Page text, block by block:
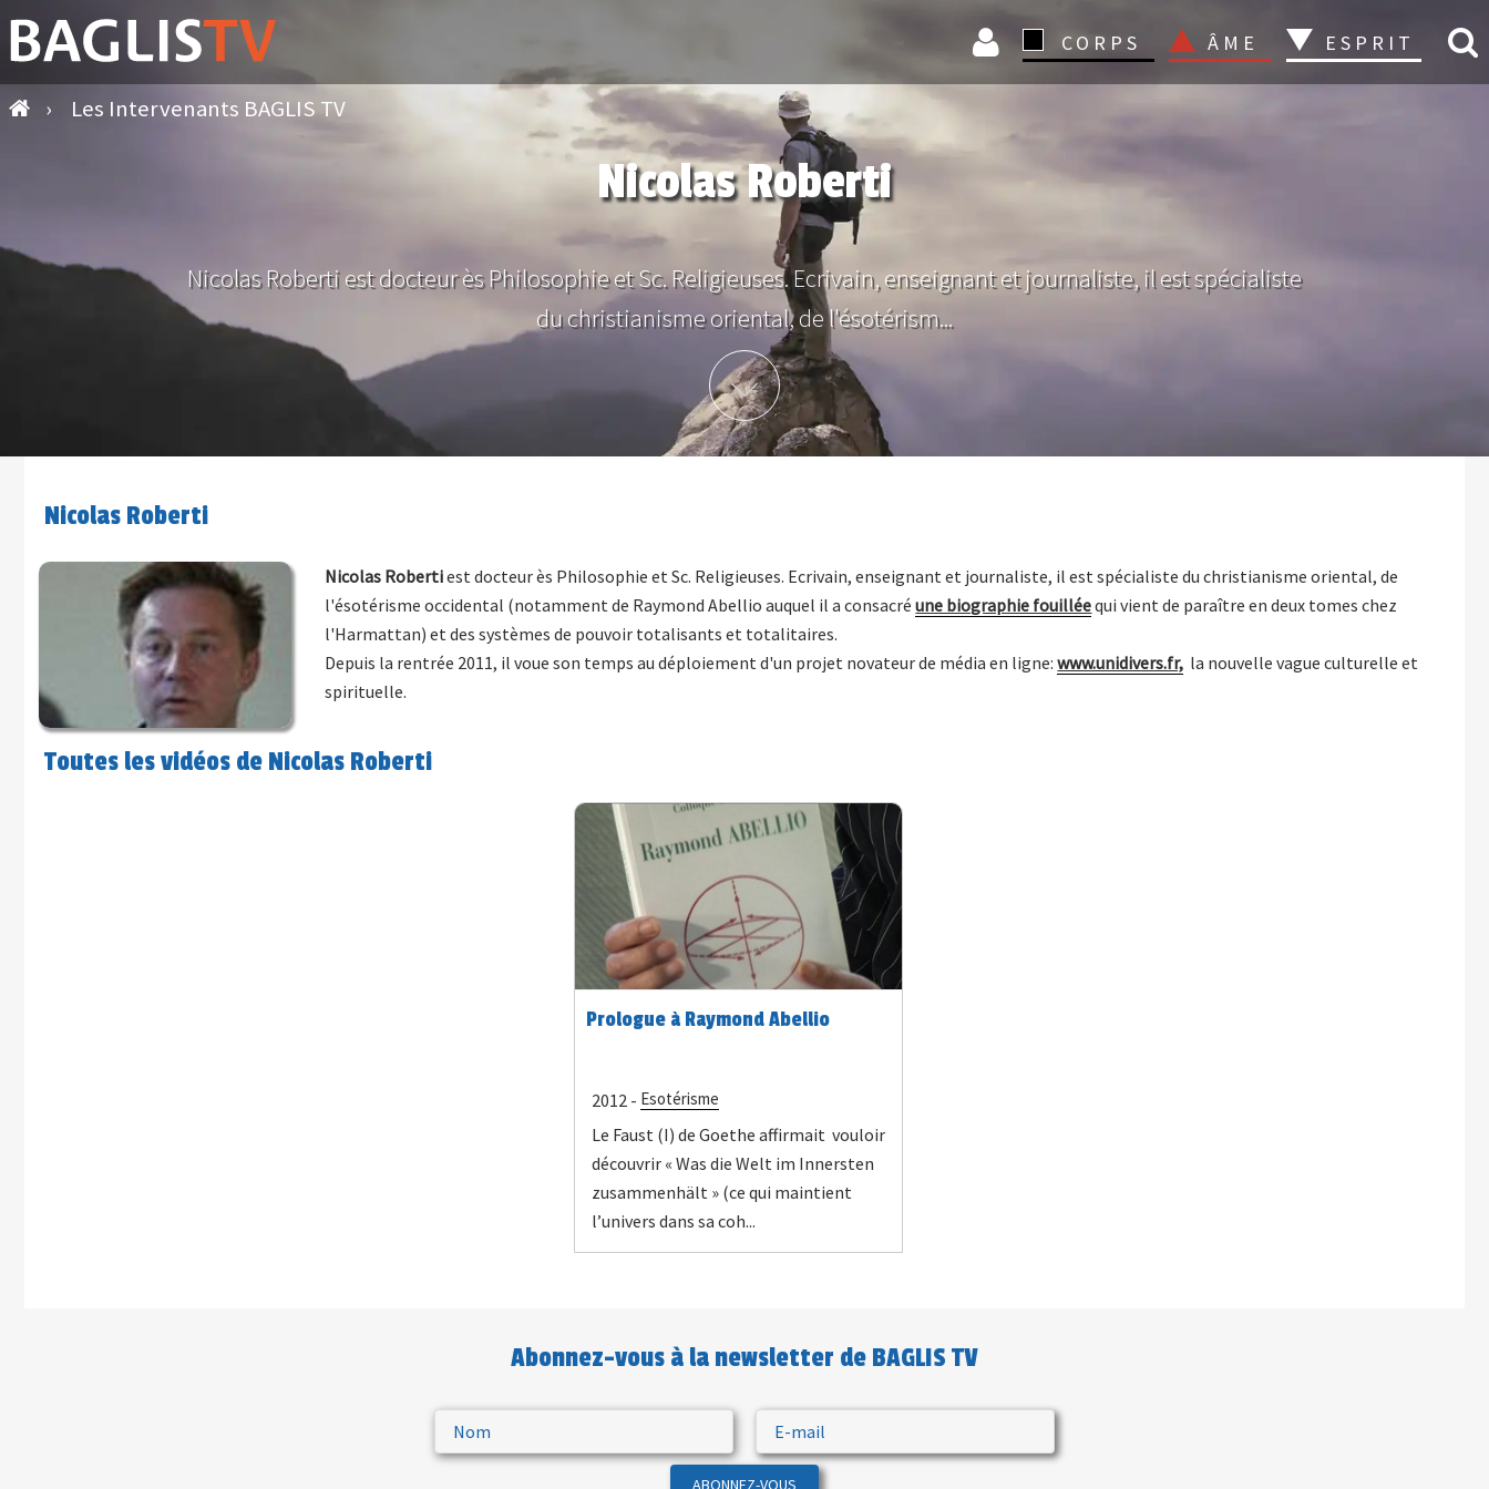
CONNEXION
CORPS ÂME ESPRIT
› Les Intervenants BAGLIS TV
Nicolas Roberti
Nicolas Roberti est docteur ès Philosophie et Sc. Religieuses. Ecrivain, enseignant et journaliste, il est spécialiste
du christianisme oriental, de l'ésotérism...
Plus d'info
Nicolas Roberti
Nicolas Robertiest docteur ès Philosophie et Sc. Religieuses. Ecrivain, enseignant et journaliste, il est spécialiste du christianisme oriental, de
l'ésotérisme occidental (notamment de Raymond Abellio auquel il a consacréune biographie fouilléequi vient de paraître en deux tomes chez
l'Harmattan) et des systèmes de pouvoir totalisants et totalitaires.
Depuis la rentrée 2011, il voue son temps au déploiement d'un projet novateur de média en ligne:www.unidivers.fr, la nouvelle vague culturelle et
spirituelle.
Toutes les vidéos de Nicolas Roberti
Prologue à Raymond Abellio
2012 - Esotérisme
Le Faust (I) de Goethe affirmait vouloir
découvrir « Was die Welt im Innersten
zusammenhält » (ce qui maintient
l’univers dans sa coh...
Abonnez-vous à la newsletter de BAGLIS TV
ABONNEZ-VOUS